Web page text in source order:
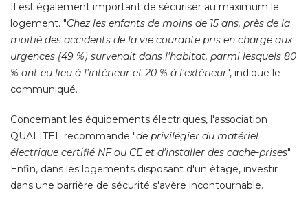
Il est également important de sécuriser au maximum le
logement. "Chez les enfants de moins de 15 ans, près de la
moitié des accidents de la vie courante pris en charge aux
urgences (49 %) survenait dans l'habitat, parmi lesquels 80
% ont eu lieu à l'intérieur et 20 % à l'extérieur", indique le
communiqué.
Concernant les équipements électriques, l'association
QUALITEL recommande "de privilégier du matériel
électrique certifié NF ou CE et d'installer des cache-prises".
Enfin, dans les logements disposant d'un étage, investir
dans une barrière de sécurité s'avère incontournable.